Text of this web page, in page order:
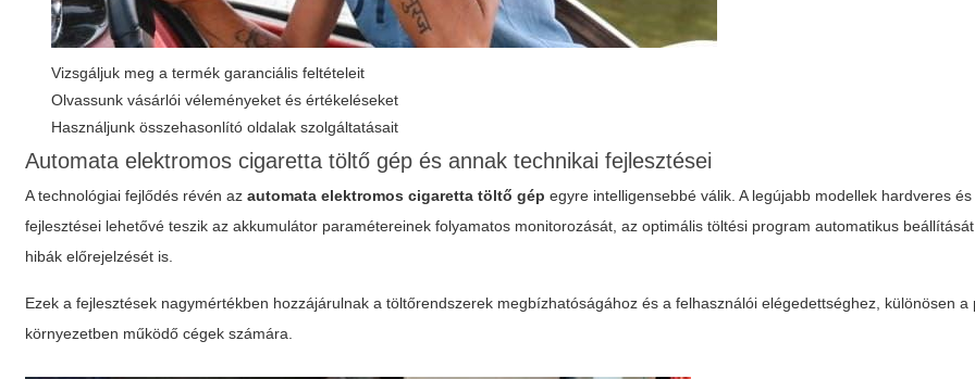
Vizsgáljuk meg a termék garanciális feltételeit
Olvassunk vásárlói véleményeket és értékeléseket
Használjunk összehasonlító oldalak szolgáltatásait
Automata elektromos cigaretta töltő gép és annak technikai fejlesztései
A technológiai fejlődés révén azautomata elektromos cigaretta töltő gép egyre intelligensebbé válik. A legújabb modellek hardveres
fejlesztései lehetővé teszik az akkumulátor paramétereinek folyamatos monitorozását, az optimális töltési program automatikus
hibák előrejelzését is.
Ezek a fejlesztések nagymértékben hozzájárulnak a töltőrendszerek megbízhatóságához és a felhasználói elégedettséghez, különösen a
környezetben működő cégek számára.